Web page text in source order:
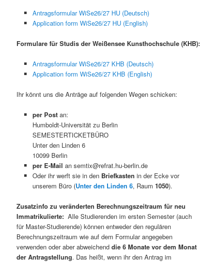
Antragsformular WiSe26/27 HU (Deutsch)
Application form WiSe26/27 HU (English)
Formulare für Studis der Weißensee Kunsthochschule (KHB):
Antragsformular WiSe26/27 KHB (Deutsch)
Application form WiSe26/27 KHB (English)
Ihr könnt uns die Anträge auf folgenden Wegen schicken:
per Postan:
Humboldt-Universität zu Berlin
SEMESTERTICKETBÜRO
Unter den Linden 6
10099 Berlin
per E-Mail an semtix@refrat.hu-berlin.de
Oder ihr werft sie in den Briefkasten in der Ecke vor
unserem Büro (Unter den Linden 6, Raum 1050).
Zusatzinfo zu veränderten Berechnungszeitraum für neu
Immatrikulierte:Alle Studierenden im ersten Semester (auch
für Master-Studierende) können entweder den regulären
Berechnungszeitraum wie auf dem Formular angegeben
verwenden oder aber abweichenddie 6 Monate vor dem Monat
der Antragstellung. Das heißt, wenn ihr den Antrag im